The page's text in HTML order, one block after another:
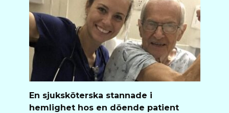
En sjuksköterska stannade i
hemlighet hos en döende patient